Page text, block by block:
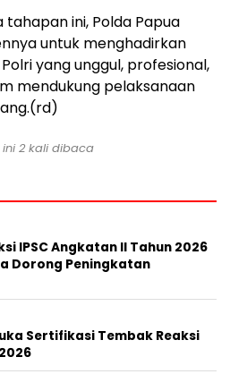
ini, Polda Papua
untuk menghadirkan
yang unggul, profesional,
mendukung pelaksanaan
2 kali dibaca
IPSC Angkatan II Tahun 2026
Dorong Peningkatan
Sertifikasi Tembak Reaksi